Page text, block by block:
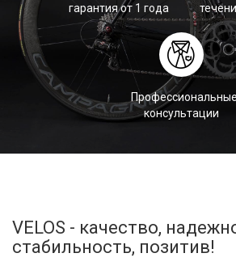
гарантия от 1 года
Профессиональные
консультации
VELOS - качество,
стабильность, позитив!